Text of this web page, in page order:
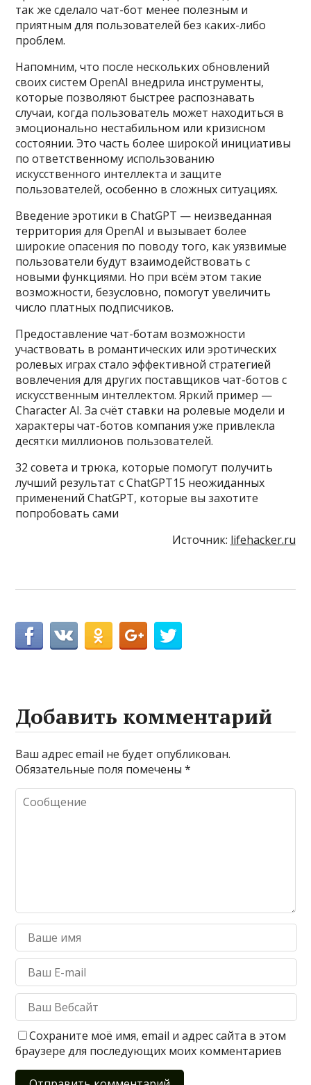
так же сделало чат-бот менее полезным и
приятным для пользователей без каких-либо
проблем.
Напомним, что после нескольких обновлений
своих систем OpenAI внедрила инструменты,
которые позволяют быстрее распознавать
случаи, когда пользователь может находиться в
эмоционально нестабильном или кризисном
состоянии. Это часть более широкой инициативы
по ответственному использованию
искусственного интеллекта и защите
пользователей, особенно в сложных ситуациях.
Введение эротики в ChatGPT — неизведанная
территория для OpenAI и вызывает более
широкие опасения по поводу того, как уязвимые
пользователи будут взаимодействовать с
новыми функциями. Но при всём этом такие
возможности, безусловно, помогут увеличить
число платных подписчиков.
Предоставление чат-ботам возможности
участвовать в романтических или эротических
ролевых играх стало эффективной стратегией
вовлечения для других поставщиков чат-ботов с
искусственным интеллектом. Яркий пример —
Character AI. За счёт ставки на ролевые модели и
характеры чат-ботов компания уже привлекла
десятки миллионов пользователей.
32 совета и трюка, которые помогут получить
лучший результат с ChatGPT15 неожиданных
применений ChatGPT, которые вы захотите
попробовать сами
Источник: lifehacker.ru
Добавить комментарий
Ваш адрес email не будет опубликован.
Обязательные поля помечены*
Сохраните моё имя, email и адрес сайта в этом
браузере для последующих моих комментариев